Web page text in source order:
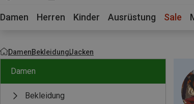
Damen Herren Kinder Ausrüstung Sale
DamenBekleidungJacken
Damen
Bekleidung